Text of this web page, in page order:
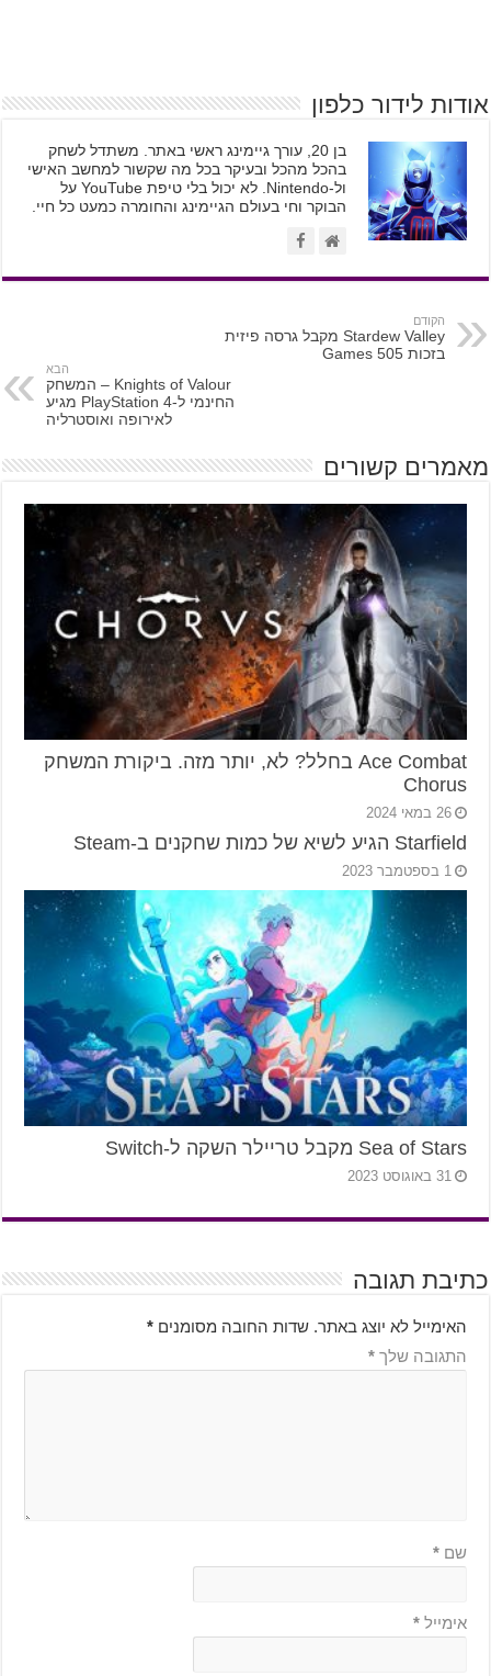
אודות לידור כלפון
בן 20, עורך גיימינג ראשי באתר. משתדל לשחק
בהכל מהכל ובעיקר בכל מה שקשור למחשב האישי
ול-Nintendo. לא יכול בלי טיפת YouTube על
הבוקר וחי בעולם הגיימינג והחומרה כמעט כל חיי.
הקודם
Stardew Valley מקבל גרסה פיזית
בזכות 505 Games
הבא
Knights of Valour – המשחק
החינמי ל-PlayStation 4 מגיע
לאירופה ואוסטרליה
מאמרים קשורים
Ace Combat בחלל? לא, יותר מזה. ביקורת המשחק
Chorus
26 במאי 2024
Starfield הגיע לשיא של כמות שחקנים ב-Steam
1 בספטמבר 2023
Sea of Stars מקבל טריילר השקה ל-Switch
31 באוגוסט 2023
כתיבת תגובה
האימייל לא יוצג באתר. שדות החובה מסומנים *
התגובה שלך *
שם *
אימייל *